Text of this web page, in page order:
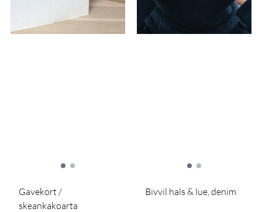
Gavekort /
skeankakoarta
Bivvil hals & lue, denim